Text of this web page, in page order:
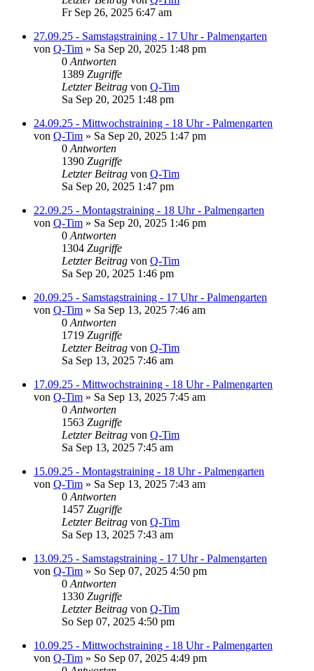
Fr Sep 26, 2025 6:47 am
27.09.25 - Samstagstraining - 17 Uhr - Palmengarten
von Q-Tim » Sa Sep 20, 2025 1:48 pm
0 Antworten
1389 Zugriffe
Letzter Beitrag von Q-Tim
Sa Sep 20, 2025 1:48 pm
24.09.25 - Mittwochstraining - 18 Uhr - Palmengarten
von Q-Tim » Sa Sep 20, 2025 1:47 pm
0 Antworten
1390 Zugriffe
Letzter Beitrag von Q-Tim
Sa Sep 20, 2025 1:47 pm
22.09.25 - Montagstraining - 18 Uhr - Palmengarten
von Q-Tim » Sa Sep 20, 2025 1:46 pm
0 Antworten
1304 Zugriffe
Letzter Beitrag von Q-Tim
Sa Sep 20, 2025 1:46 pm
20.09.25 - Samstagstraining - 17 Uhr - Palmengarten
von Q-Tim » Sa Sep 13, 2025 7:46 am
0 Antworten
1719 Zugriffe
Letzter Beitrag von Q-Tim
Sa Sep 13, 2025 7:46 am
17.09.25 - Mittwochstraining - 18 Uhr - Palmengarten
von Q-Tim » Sa Sep 13, 2025 7:45 am
0 Antworten
1563 Zugriffe
Letzter Beitrag von Q-Tim
Sa Sep 13, 2025 7:45 am
15.09.25 - Montagstraining - 18 Uhr - Palmengarten
von Q-Tim » Sa Sep 13, 2025 7:43 am
0 Antworten
1457 Zugriffe
Letzter Beitrag von Q-Tim
Sa Sep 13, 2025 7:43 am
13.09.25 - Samstagstraining - 17 Uhr - Palmengarten
von Q-Tim » So Sep 07, 2025 4:50 pm
0 Antworten
1330 Zugriffe
Letzter Beitrag von Q-Tim
So Sep 07, 2025 4:50 pm
10.09.25 - Mittwochstraining - 18 Uhr - Palmengarten
von Q-Tim » So Sep 07, 2025 4:49 pm